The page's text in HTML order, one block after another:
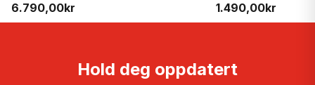
6.790,00kr 1.490,00kr
Hold deg oppdatert